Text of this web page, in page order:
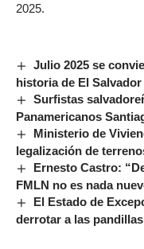
2025.
Julio 2025 se
historia de El Salvador
Surfistas
Panamericanos
Ministerio de
legalización de
Ernesto Castro:
FMLN no es nada
El Estado de
derrotar a las